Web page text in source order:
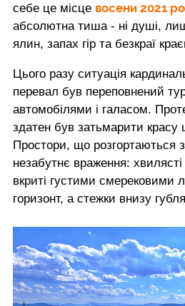
себе це місце восени 2021
абсолютна тиша - ні душі,
ялин, запах гір та безкраї
Цього разу ситуація
перевал був переповнений
автомобілями і галасом.
здатен був затьмарити красу
Простори, що розгортаються
незабутнє враження: хвилясті
вкриті густими смерековими
горизонт, а стежки внизу